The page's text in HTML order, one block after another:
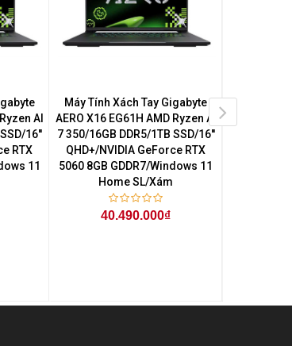
AI
16''
RTX
11
Máy Tính Xách Tay Gigabyte
AERO X16 EG61H AMD Ryzen AI
7 350/16GB DDR5/1TB SSD/16''
QHD+/NVIDIA GeForce RTX
5060 8GB GDDR7/Windows 11
Home SL/Xám
40.490.000₫
Máy Tính